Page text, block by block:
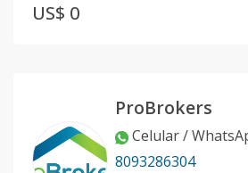
US$ 0
ProBrokers
Celular /
8093286304